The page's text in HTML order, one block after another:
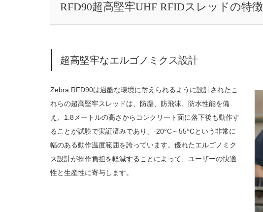
RFD90超高堅牢UHF RFIDスレッドの特徴
超高堅牢なエルゴノミクス設計
Zebra RFD90は過酷な環境に耐えられるように設計されたこ
れらの超高堅牢スレッドは、防塵、防飛沫、防水性能を備
え、1.8メートルの高さからコンクリート面に落下後も動作す
ることが試験で実証済みであり、-20°C～55°Cという非常に
幅のある動作温度範囲を誇っています。優れたエルゴノミク
ス設計が操作負担を軽減することによって、ユーザーの快適
性と生産性に寄与します。